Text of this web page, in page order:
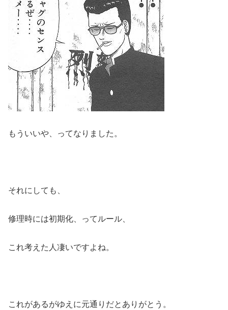
もういいや、ってなりました。
それにしても、
修理時には初期化、ってルール、
これ考えた人凄いですよね。
これがあるがゆえに元通りだとありがとう。